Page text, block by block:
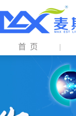
首 页